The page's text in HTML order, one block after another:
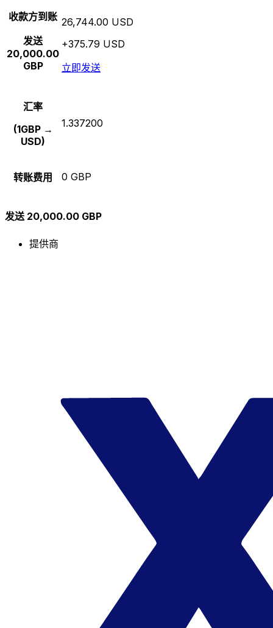
收款方到账
发送
20,000.00
GBP
26,744.00 USD
+375.79 USD
立即发送
汇率
(1GBP →
USD)
1.337200
转账费用 0 GBP
发送 20,000.00 GBP
提供商